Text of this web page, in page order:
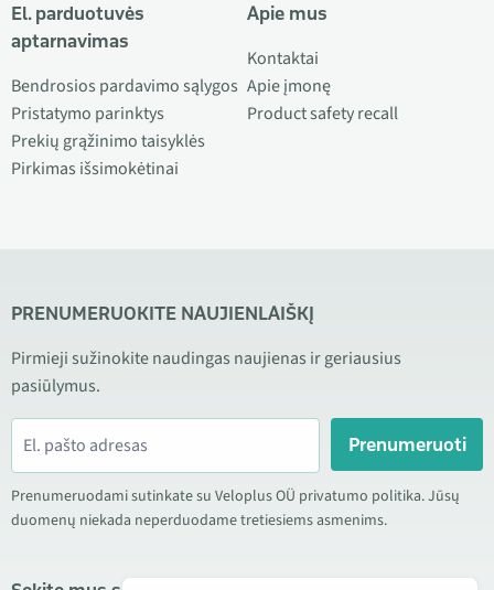
El. parduotuvės
aptarnavimas
Bendrosios pardavimo sąlygos
Pristatymo parinktys
Prekių grąžinimo taisyklės
Pirkimas išsimokėtinai
Apie mus
Kontaktai
Apie įmonę
Product safety recall
PRENUMERUOKITE NAUJIENLAIŠKĮ
Pirmieji sužinokite naudingas naujienas ir geriausius
pasiūlymus.
Prenumeruoti
Prenumeruodami sutinkate su Veloplus OÜ privatumo politika. Jūsų
duomenų niekada neperduodame tretiesiems asmenims.